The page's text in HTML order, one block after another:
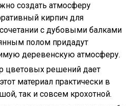
создать атмосферу
кирпич для
с дубовыми балками
полом придадут
деревенскую атмосферу.
цветовых решений дает
материал практически в
так и совсем крохотной.